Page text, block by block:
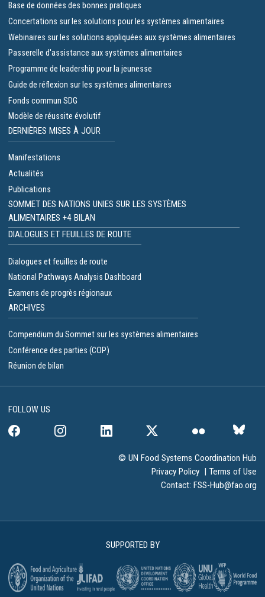
Base de données des bonnes pratiques
Concertations sur les solutions pour les systèmes alimentaires
Webinaires sur les solutions appliquées aux systèmes alimentaires
Passerelle d'assistance aux systèmes alimentaires
Programme de leadership pour la jeunesse
Guide de réflexion sur les systèmes alimentaires
Fonds commun SDG
Modèle de réussite évolutif
DERNIÈRES MISES À JOUR
Manifestations
Actualités
Publications
SOMMET DES NATIONS UNIES SUR LES SYSTÈMES
ALIMENTAIRES +4 BILAN
DIALOGUES ET FEUILLES DE ROUTE
Dialogues et feuilles de route
National Pathways Analysis Dashboard
Examens de progrès régionaux
ARCHIVES
Compendium du Sommet sur les systèmes alimentaires
Conférence des parties (COP)
Réunion de bilan
FOLLOW US
© UN Food Systems Coordination Hub
Privacy Policy | Terms of Use
Contact: FSS-Hub@fao.org
SUPPORTED BY